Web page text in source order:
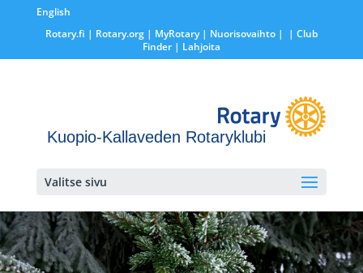
English
Rotary.fi | Rotary.org| MyRotary | Nuorisovaihto|
| Club
Finder| Lahjoita
Kuopio-Kallaveden Rotaryklubi
Valitse sivu